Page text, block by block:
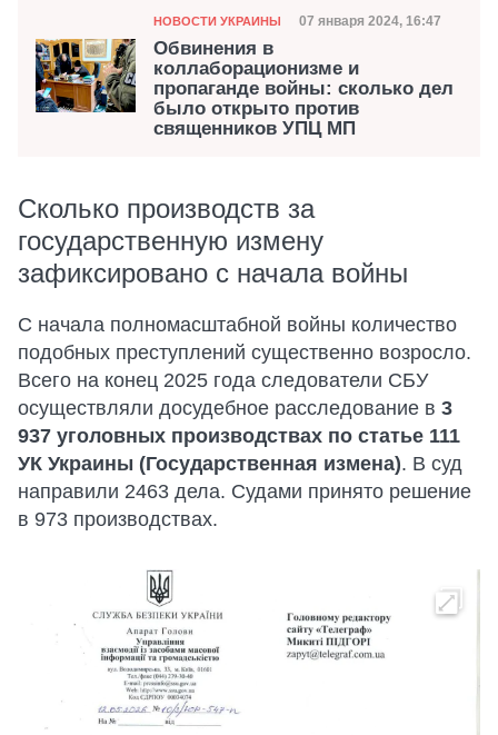
Категория
НОВОСТИ УКРАИНЫ Дата публикации
07 января 2024, 16:47
Обвинения в
коллаборационизме и
пропаганде войны: сколько дел
было открыто против
священников УПЦ МП
Сколько производств за
государственную измену
зафиксировано с начала войны
С начала полномасштабной войны количество
подобных преступлений существенно возросло.
Всего на конец 2025 года следователи СБУ
осуществляли досудебное расследование в 3
937 уголовных производствах по статье 111
УК Украины (Государственная измена). В суд
направили 2463 дела. Судами принято решение
в 973 производствах.